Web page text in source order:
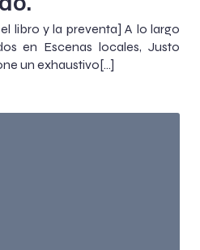
libro y la preventa] A lo largo
en Escenas locales, Justo
un exhaustivo[…]